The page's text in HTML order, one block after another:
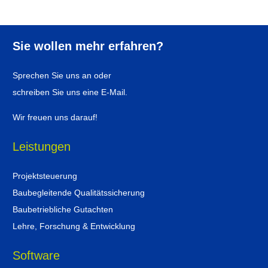
Sie wollen mehr erfahren?
Sprechen Sie uns an oder
schreiben Sie uns eine E-Mail.
Wir freuen uns darauf!
Leistungen
Projektsteuerung
Baubegleitende Qualitätssicherung
Baubetriebliche Gutachten
Lehre, Forschung & Entwicklung
Software